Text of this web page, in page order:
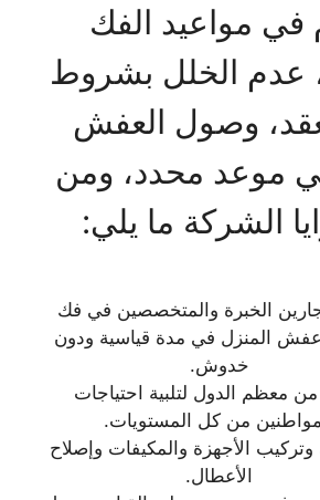
في مواعيد الفك
عدم الخلل بشروط
وصول العفش
موعد محدد، ومن
الشركة ما يلي:
الخبرة والمتخصصين في فك
المنزل في مدة قياسية ودون
خدوش.
معظم الدول لتلبية احتياجات
من كل المستويات.
الأجهزة والمكيفات وإصلاح
الأعطال.